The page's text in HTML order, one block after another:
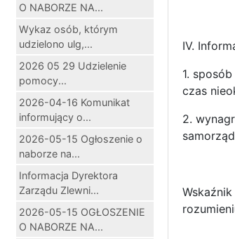
O NABORZE NA...
Wykaz osób, którym
udzielono ulg,...
2026 05 29 Udzielenie
pomocy...
2026-04-16 Komunikat
informujący o...
2026-05-15 Ogłoszenie o
naborze na...
Informacja Dyrektora
Zarządu Zlewni...
2026-05-15 OGŁOSZENIE
O NABORZE NA...
IV.
1.
czas
2.